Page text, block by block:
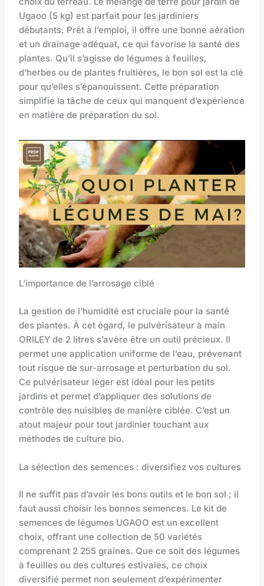
Ugaoo (5 kg) est parfait pour les jardiniers
débutants. Prêt à l’emploi, il offre une bonne aération
et un drainage adéquat, ce qui favorise la santé des
plantes. Qu’il s’agisse de légumes à feuilles,
d’herbes ou de plantes fruitières, le bon sol est la clé
pour qu’elles s’épanouissent. Cette préparation
simplifie la tâche de ceux qui manquent d’expérience
en matière de préparation du sol.
L’importance de l’arrosage ciblé
La gestion de l’humidité est cruciale pour la santé
des plantes. À cet égard, le pulvérisateur à main
ORILEY de 2 litres s’avère être un outil précieux. Il
permet une application uniforme de l’eau, prévenant
tout risque de sur-arrosage et perturbation du sol.
Ce pulvérisateur léger est idéal pour les petits
jardins et permet d’appliquer des solutions de
contrôle des nuisibles de manière ciblée. C’est un
atout majeur pour tout jardinier touchant aux
méthodes de culture bio.
La sélection des semences : diversifiez vos cultures
Il ne suffit pas d’avoir les bons outils et le bon sol ; il
faut aussi choisir les bonnes semences. Le kit de
semences de légumes UGAOO est un excellent
choix, offrant une collection de 50 variétés
comprenant 2 255 graines. Que ce soit des légumes
à feuilles ou des cultures estivales, ce choix
diversifié permet non seulement d’expérimenter